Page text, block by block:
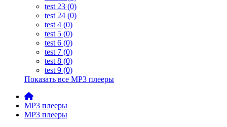
test 23 (0)
test 24 (0)
test 4 (0)
test 5 (0)
test 6 (0)
test 7 (0)
test 8 (0)
test 9 (0)
Показать все MP3 плееры
MP3 плееры
MP3 плееры